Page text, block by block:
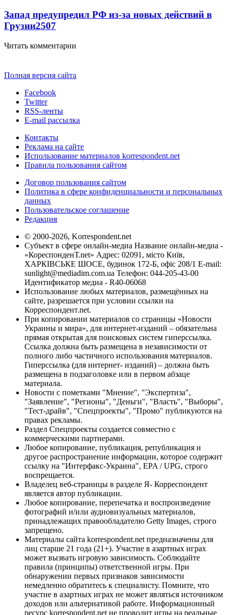
Запад предупредил РФ из-за новых действий в
Грузии2507
Читать комментарии
Полная версия сайта
Facebook
Twitter
RSS-ленты
E-mail рассылка
Контакты
Реклама на сайте
Использование материалов korrespondent.net
Правила пользования сайтом
Договор пользования сайтом
Политика в сфере конфиденциальности и персональных
данных
Пользовательское соглашение
Редакция
© 2000-2026, Korrespondent.net
Субъект в сфере онлайн-медиа Название онлайн-медиа -
«КореспонденТ.net» Адрес: 02091, місто Київ,
ХАРКІВСЬКЕ ШОСЕ, будинок 172-Б, офіс 208/1 E-mail:
sunlight@mediadim.com.ua Телефон: 044-205-43-00
Идентификатор медиа - R40-06068
Использование любых материалов, размещённых на
сайте, разрешается при условии ссылки на
Корреспондент.net.
При копировании материалов со страницы «Новости
Украины и мира», для интернет-изданий – обязательна
прямая открытая для поисковых систем гиперссылка.
Ссылка должна быть размещена в независимости от
полного либо частичного использования материалов.
Гиперссылка (для интернет- изданий) – должна быть
размещена в подзаголовке или в первом абзаце
материала.
Новости с пометками "Мнение", "Экспертиза",
"Заявление", "Регионы", "Деньги", "Власть", "Выборы",
"Тест-драйв", "Спецпроекты", "Промо" публикуются на
правах рекламы.
Раздел Спецпроекты создается совместно с
коммерческими партнерами.
Любое копирование, публикация, републикация и
другое распространение информации, которое содержит
ссылку на "Интерфакс-Украина", EPA / UPG, строго
воспрещается.
Владелец веб-страницы в разделе Я- Корреспондент
является автор публикации.
Любое копирование, перепечатка и воспроизведение
фотографий и/или аудиовизуальных материалов,
принадлежащих правообладателю Getty Images, строго
запрещено.
Материалы сайта korrespondent.net предназначены для
лиц старше 21 года (21+). Участие в азартных играх
может вызвать игровую зависимость. Соблюдайте
правила (принципы) ответственной игры. При
обнаружении первых признаков зависимости
немедленно обратитесь к специалисту. Помните, что
участие в азартных играх не может являться источником
доходов или альтернативой работе. Информационный
ресурс korrespondent.net не проводит игры на реальные